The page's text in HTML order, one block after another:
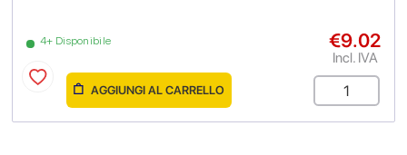
4+ Disponibile €9.02
Incl. IVA
AGGIUNGI AL CARRELLO